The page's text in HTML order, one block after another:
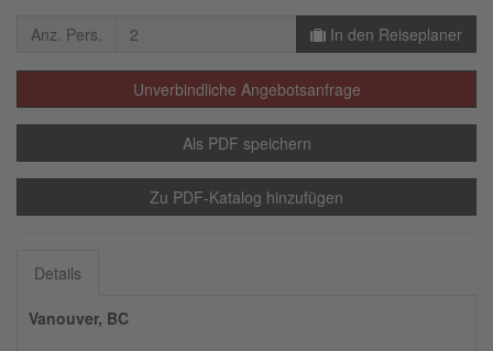
Anz. Pers. In den Reiseplaner
Unverbindliche Angebotsanfrage
Als PDF speichern
Zu PDF-Katalog hinzufügen
Details
Vanouver, BC